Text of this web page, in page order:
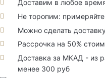
Доставим в любое
Не торопим:
Можно сделать
Рассрочка на 50%
Доставка за МКАД - из
менее 300 руб